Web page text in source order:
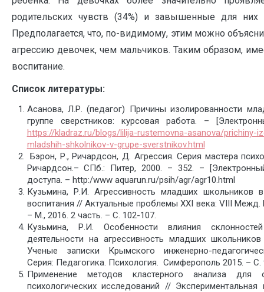
родительских чувств (34%) и завышенные для них
Предполагается, что, по-видимому, этим можно
агрессию девочек, чем мальчиков. Таким образом,
воспитание.
Список литературы:
Асанова, Л.Р. (педагог) Причины изолированности
группе сверстников: курсовая работа. –
https://kladraz.ru/blogs/lilija-rustemovna-asanova/prichiny-
mladshih-shkolnikov-v-grupe-sverstnikov.html
Бэрон, Р., Ричардсон, Д. Агрессия. Серия мастера
Ричардсон.– СПб.: Питер, 2000. – 352. –
доступа. – http:/www aquarun.ru/psih/agr/agr10.html
Кузьмина, Р.И. Агрессивность младших школьников
воспитания // Актуальные проблемы ХХI века: VIII Межд.
– М., 2016. 2 часть. – С. 102-107.
Кузьмина, Р.И. Особенности влияния
деятельности на агрессивность младших
Ученые записки Крымского инженерно-
Серия: Педагогика. Психология. Симферополь 2015. – С.
Применение методов кластерного анализа для
психологических исследований // Экспериментальная